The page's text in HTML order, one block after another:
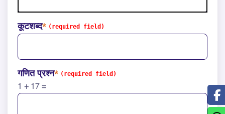
कूटशब्द
गणित प्रश्न
1 + 17 =